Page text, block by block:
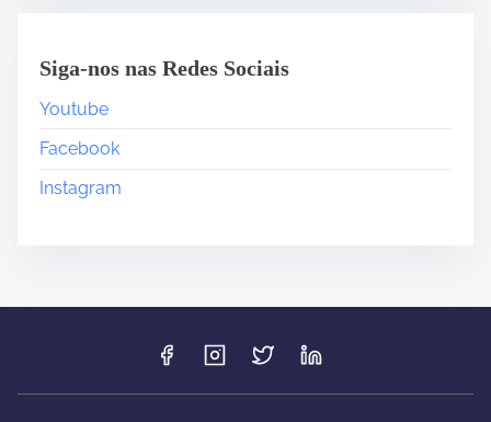
Siga-nos nas Redes Sociais
Youtube
Facebook
Instagram